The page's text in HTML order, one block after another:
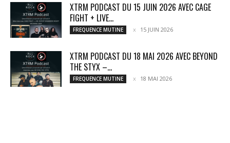
XTRM PODCAST DU 15 JUIN 2026 AVEC CAGE
FIGHT + LIVE...
FREQUENCE MUTINE 15 JUIN 2026
XTRM PODCAST DU 18 MAI 2026 AVEC BEYOND
THE STYX –...
FREQUENCE MUTINE 18 MAI 2026